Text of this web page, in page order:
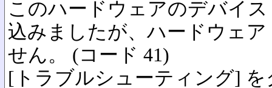
このハードウェアのデバイ
込みましたが、ハードウェ
せん。 (コード 41)
[トラブルシューティング]